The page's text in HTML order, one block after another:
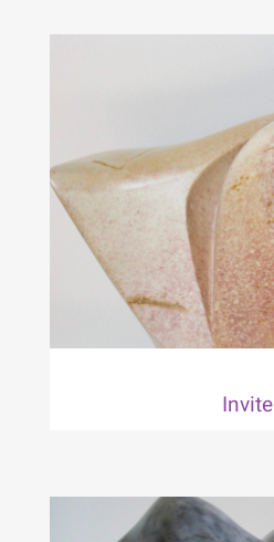
Invite